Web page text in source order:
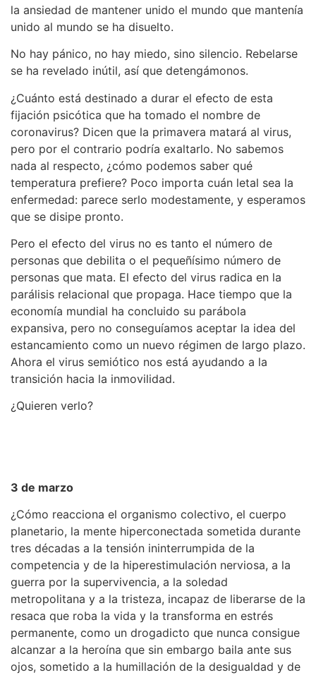
la ansiedad de mantener unido el mundo que mantenía
unido al mundo se ha disuelto.
No hay pánico, no hay miedo, sino silencio. Rebelarse
se ha revelado inútil, así que detengámonos.
¿Cuánto está destinado a durar el efecto de esta
fijación psicótica que ha tomado el nombre de
coronavirus? Dicen que la primavera matará al virus,
pero por el contrario podría exaltarlo. No sabemos
nada al respecto, ¿cómo podemos saber qué
temperatura prefiere? Poco importa cuán letal sea la
enfermedad: parece serlo modestamente, y esperamos
que se disipe pronto.
Pero el efecto del virus no es tanto el número de
personas que debilita o el pequeñísimo número de
personas que mata. El efecto del virus radica en la
parálisis relacional que propaga. Hace tiempo que la
economía mundial ha concluido su parábola
expansiva, pero no conseguíamos aceptar la idea del
estancamiento como un nuevo régimen de largo plazo.
Ahora el virus semiótico nos está ayudando a la
transición hacia la inmovilidad.
¿Quieren verlo?
3 de marzo
¿Cómo reacciona el organismo colectivo, el cuerpo
planetario, la mente hiperconectada sometida durante
tres décadas a la tensión ininterrumpida de la
competencia y de la hiperestimulación nerviosa, a la
guerra por la supervivencia, a la soledad
metropolitana y a la tristeza, incapaz de liberarse de la
resaca que roba la vida y la transforma en estrés
permanente, como un drogadicto que nunca consigue
alcanzar a la heroína que sin embargo baila ante sus
ojos, sometido a la humillación de la desigualdad y de